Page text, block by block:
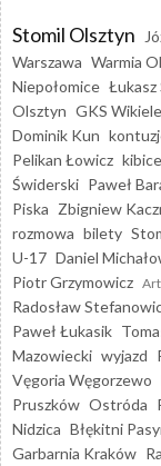
Stomil Olsztyn
Warszawa Warmia
Niepołomice Łukasz
Olsztyn GKS
Dominik Kun
Pelikan Łowicz kibice
Świderski Paweł
Piska Zbigniew
rozmowa bilety
U-17 Daniel
Piotr Grzymowicz
Radosław
Paweł Łukasik
Mazowiecki wyjazd
Vęgoria Węgorzewo
Pruszków Ostróda
Nidzica Błękitni
Garbarnia Kraków